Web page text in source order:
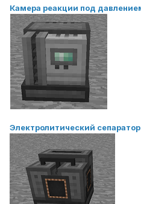
Камера реакции под
Электролитический сепаратор